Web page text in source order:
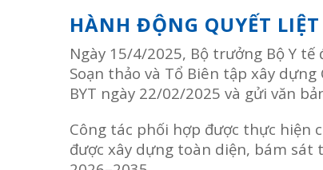
HÀNH ĐỘNG QUYẾT
Ngày 15/4/2025, Bộ trưởng Bộ Y
Soạn thảo và Tổ Biên tập xây
BYT ngày 22/02/2025 và gửi văn
Công tác phối hợp được thực hiện
được xây dựng toàn diện, bám